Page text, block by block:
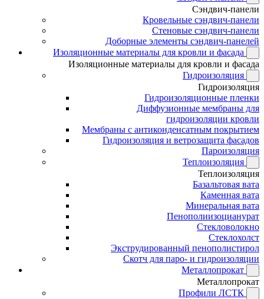
Сэндвич-панели
Кровельные сэндвич-панели
Стеновые сэндвич-панели
Доборные элементы сэндвич-панелей
Изоляционные материалы для кровли и фасада
Изоляционные материалы для кровли и фасада
Гидроизоляция
Гидроизоляция
Гидроизоляционные пленки
Диффузионные мембраны для
гидроизоляции кровли
Мембраны с антиконденсатным покрытием
Гидроизоляция и ветрозащита фасадов
Пароизоляция
Теплоизоляция
Теплоизоляция
Базальтовая вата
Каменная вата
Минеральная вата
Пенополиизоцианурат
Стекловолокно
Стеклохолст
Экструдированный пенополистирол
Скотч для паро- и гидроизоляции
Металлопрокат
Металлопрокат
Профили ЛСТК